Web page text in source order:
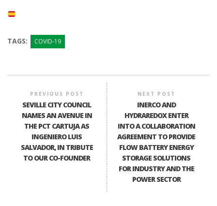
TAGS: COVID-19
PREVIOUS POST
SEVILLE CITY COUNCIL
NAMES AN AVENUE IN
THE PCT CARTUJA AS
INGENIERO LUIS
SALVADOR, IN TRIBUTE
TO OUR CO-FOUNDER
NEXT POST
INERCO AND
HYDRAREDOX ENTER
INTO A COLLABORATION
AGREEMENT TO PROVIDE
FLOW BATTERY ENERGY
STORAGE SOLUTIONS
FOR INDUSTRY AND THE
POWER SECTOR